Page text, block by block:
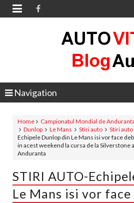

Navigation
Home Campionatul Mondial de Anduranta
Dunlop
Le Mans Stiri auto Stiri
Echipele Dunlop din Le Mans isi vor face
in acest weekend la cursa de la Silverstone
Anduranta
STIRI AUTO-
Le Mans isi vor